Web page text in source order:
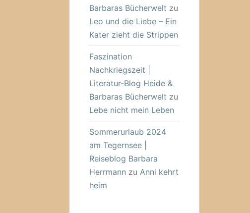
Barbaras Bücherwelt zu
Leo und die Liebe – Ein
Kater zieht die Strippen
Faszination
Nachkriegszeit |
Literatur-Blog Heide &
Barbaras Bücherwelt zu
Lebe nicht mein Leben
Sommerurlaub 2024
am Tegernsee |
Reiseblog Barbara
Herrmann zu Anni kehrt
heim